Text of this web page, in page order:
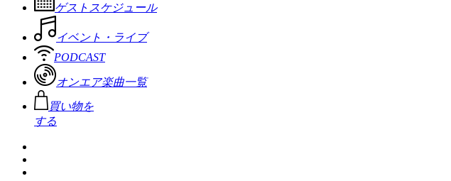
ゲストスケジュール
イベント・ライブ
PODCAST
オンエア楽曲一覧
買い物を
する